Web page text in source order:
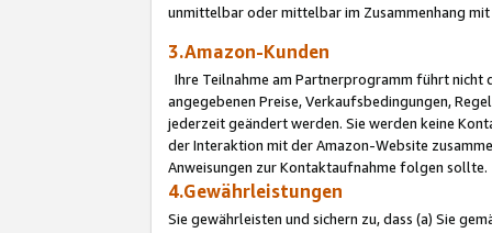
unmittelbar oder mittelbar im Zusammenhang
3.Amazon-Kunden
Ihre Teilnahme am Partnerprogramm führt nicht
angegebenen Preise, Verkaufsbedingungen,
jederzeit geändert werden. Sie werden keine
der Interaktion mit der Amazon-Website
Anweisungen zur Kontaktaufnahme folgen sollte.
4.Gewährleistungen
Sie gewährleisten und sichern zu, dass (a) Sie